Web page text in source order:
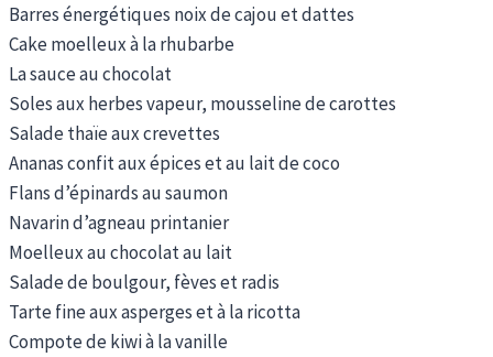
Barres énergétiques noix de cajou et dattes
Cake moelleux à la rhubarbe
La sauce au chocolat
Soles aux herbes vapeur, mousseline de carottes
Salade thaïe aux crevettes
Ananas confit aux épices et au lait de coco
Flans d’épinards au saumon
Navarin d’agneau printanier
Moelleux au chocolat au lait
Salade de boulgour, fèves et radis
Tarte fine aux asperges et à la ricotta
Compote de kiwi à la vanille